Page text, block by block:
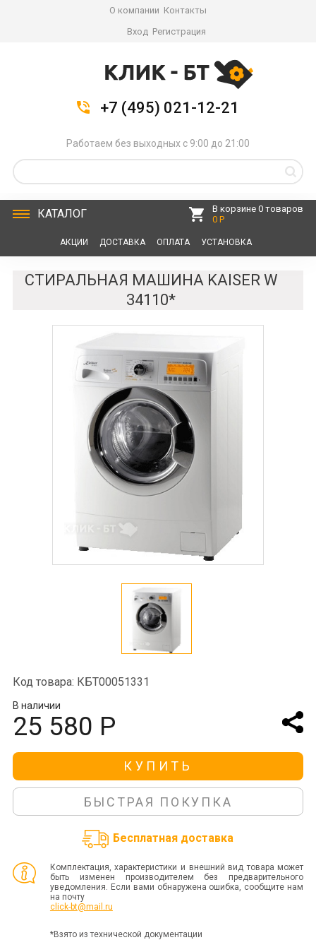
О компании Контакты
Вход Регистрация
+7 (495) 021-12-21
Работаем без выходных с 9:00 до 21:00
КАТАЛОГ
В корзине 0 товаров
0 Р
АКЦИИ ДОСТАВКА ОПЛАТА УСТАНОВКА
СТИРАЛЬНАЯ МАШИНА KAISER W
34110*
Код товара: КБТ00051331
В наличии
25 580 Р
КУПИТЬ
БЫСТРАЯ ПОКУПКА
Бесплатная доставка
Комплектация, характеристики и внешний вид товара может
быть изменен производителем без предварительного
уведомления. Если вами обнаружена ошибка, сообщите нам
на почту
click-bt@mail.ru
*Взято из технической документации